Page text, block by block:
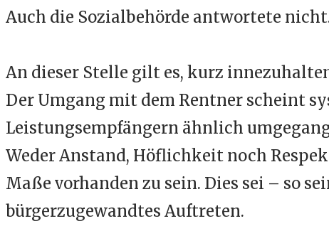
Auch die Sozialbehörde antwortete
An dieser Stelle gilt es, kurz
Der Umgang mit dem Rentner scheint
Leistungsempfängern ähnlich
Weder Anstand, Höflichkeit noch
Maße vorhanden zu sein. Dies sei – so
bürgerzugewandtes Auftreten.